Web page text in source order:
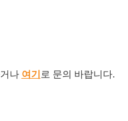
나 여기 로 문의 바랍니다.